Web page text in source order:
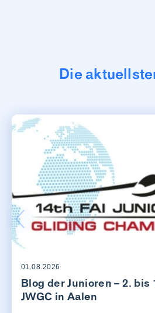
Die
01.08.2026
Blog der Junioren – 2. bis
JWGC in Aalen